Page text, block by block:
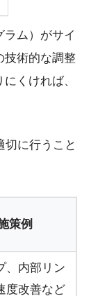
ム）がサイ
技術的な調整
くければ、
切に行うこと
策例
、内部リン
度改善など